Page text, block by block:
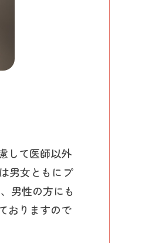
して医師以外
男女ともにプ
男性の方にも
おりますので